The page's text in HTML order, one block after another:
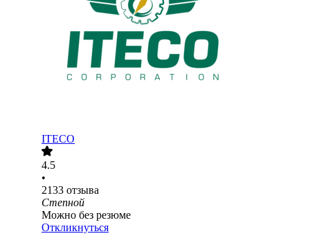
ITECO
4.5
•
2133 отзыва
Степной
Можно без резюме
Откликнуться